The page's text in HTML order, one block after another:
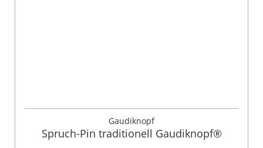
Gaudiknopf
Spruch-Pin traditionell Gaudiknopf®